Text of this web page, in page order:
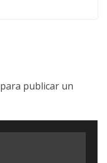
para publicar un